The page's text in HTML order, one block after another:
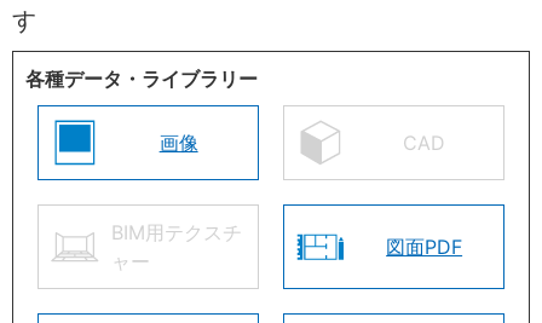
す
各種データ・ライブラリー
画像 CAD
BIM用テクスチ
ャー
図面PDF